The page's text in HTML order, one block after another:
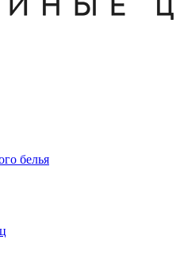
белья